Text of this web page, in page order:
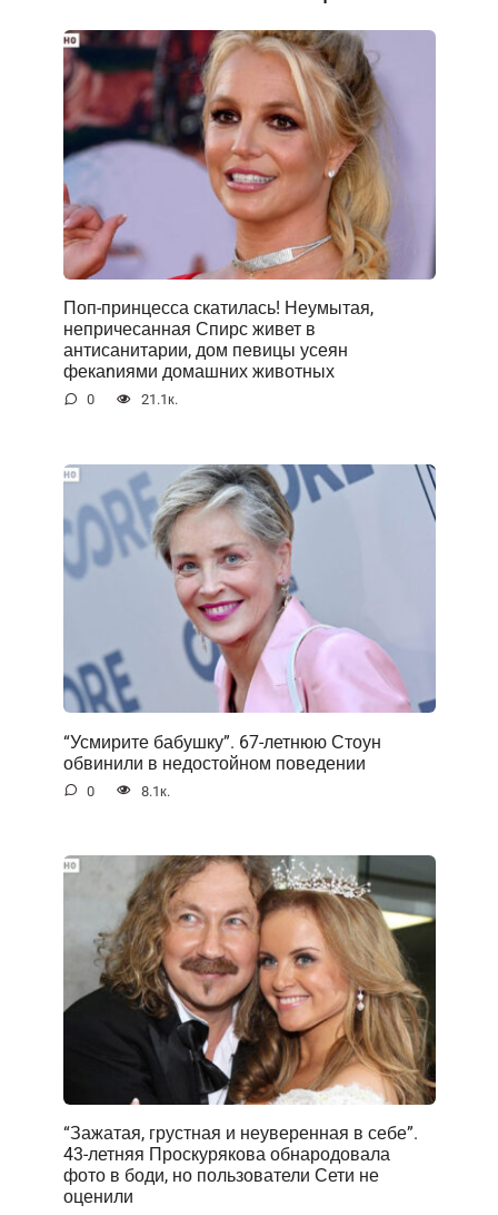
Поп-принцесса скатилась! Неумытая,
непричесанная Спирс живет в
антисанитарии, дом певицы усеян
фекаnиями домашних животных
0 21.1к.
“Усмирите бабушку”. 67-летнюю Стоун
обвинили в недостойном поведении
0 8.1к.
“Зажатая, грустная и неуверенная в себе”.
43-летняя Проскурякова обнародовала
фото в боди, но пользователи Сети не
оценили